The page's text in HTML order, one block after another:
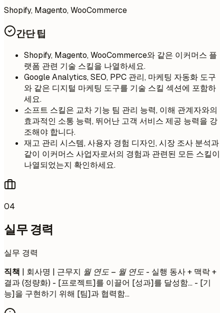
Shopify, Magento, WooCommerce
간단 팁
Shopify, Magento, WooCommerce와 같은 이커머스 플
랫폼 관련 기술 스킬을 나열하세요.
Google Analytics, SEO, PPC 관리, 마케팅 자동화 도구
와 같은 디지털 마케팅 도구를 기술 스킬 섹션에 포함하
세요.
소프트 스킬은 교차 기능 팀 관리 능력, 이해 관계자와의
효과적인 소통 능력, 뛰어난 고객 서비스 제공 능력을 강
조해야 합니다.
재고 관리 시스템, 사용자 경험 디자인, 시장 조사 분석과
같이 이커머스 사업자로서의 경험과 관련된 모든 스킬이
나열되었는지 확인하세요.
04
실무 경력
실무 경력
직책 | 회사명 | 근무지 월 연도 – 월 연도 - 실행 동사 + 맥락 +
결과 (정량화) - [프로젝트]를 이끌어 [성과]를 달성함... - [기
능]을 구현하기 위해 [팀]과 협력함...